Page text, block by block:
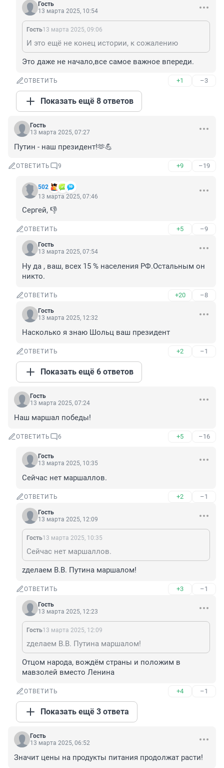
Гость
13 марта 2025, 10:54
Гость13 марта 2025, 09:06
И это ещё не конец истории, к сожалению
Это даже не начало,все самое важное впереди.
ОТВЕТИТЬ +1 –3
Показать ещё 8 ответов
Гость
13 марта 2025, 07:27
Путин - наш президент!🫶💪
ОТВЕТИТЬ 9 +9 –19
502
13 марта 2025, 07:46
Сергей, 👎
ОТВЕТИТЬ +5 –9
Гость
13 марта 2025, 07:54
Ну да , ваш, всех 15 % населения РФ.Остальным он
никто.
ОТВЕТИТЬ +20 –8
Гость
13 марта 2025, 12:32
Насколько я знаю Шольц ваш президент
ОТВЕТИТЬ +2 –1
Показать ещё 6 ответов
Гость
13 марта 2025, 07:24
Наш маршал победы!
ОТВЕТИТЬ 6 +5 –16
Гость
13 марта 2025, 10:35
Сейчас нет маршаллов.
ОТВЕТИТЬ +2 –1
Гость
13 марта 2025, 12:09
Гость13 марта 2025, 10:35
Сейчас нет маршаллов.
zделаем В.В. Путина маршалом!
ОТВЕТИТЬ +3 –1
Гость
13 марта 2025, 12:23
Гость13 марта 2025, 12:09
zделаем В.В. Путина маршалом!
Отцом народа, вождём страны и положим в
мавзолей вместо Ленина
ОТВЕТИТЬ +4 –1
Показать ещё 3 ответа
Гость
13 марта 2025, 06:52
Значит цены на продукты питания продолжат расти!